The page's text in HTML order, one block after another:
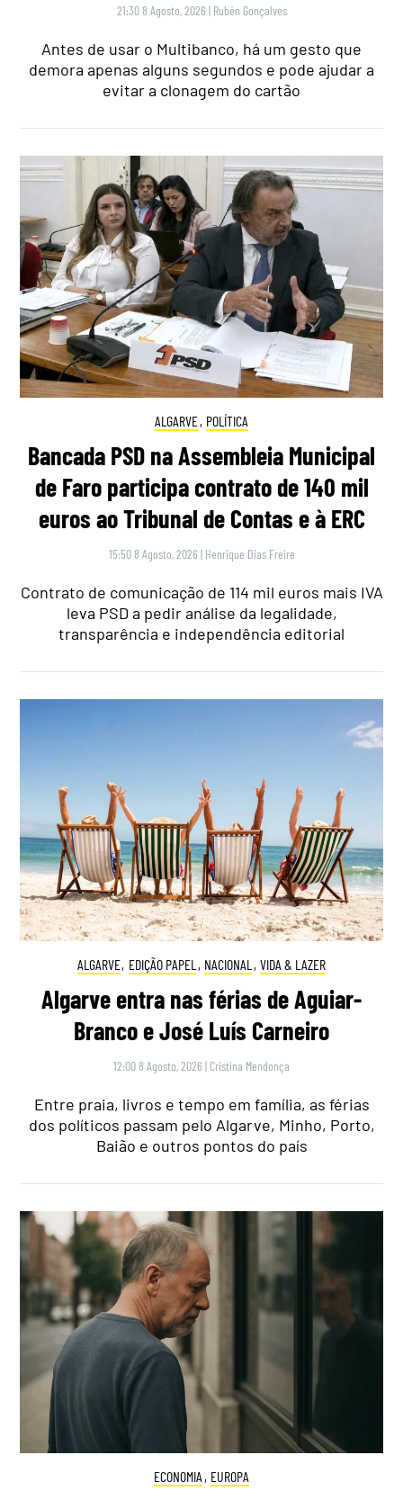
21:30 8 Agosto, 2026 | Rubén Gonçalves
Antes de usar o Multibanco, há um gesto que
demora apenas alguns segundos e pode ajudar a
evitar a clonagem do cartão
ALGARVE, POLÍTICA
Bancada PSD na Assembleia Municipal
de Faro participa contrato de 140 mil
euros ao Tribunal de Contas e à ERC
15:50 8 Agosto, 2026 | Henrique Dias Freire
Contrato de comunicação de 114 mil euros mais IVA
leva PSD a pedir análise da legalidade,
transparência e independência editorial
ALGARVE, EDIÇÃO PAPEL , NACIONAL , VIDA & LAZER
Algarve entra nas férias de Aguiar-
Branco e José Luís Carneiro
12:00 8 Agosto, 2026 | Cristina Mendonça
Entre praia, livros e tempo em família, as férias
dos políticos passam pelo Algarve, Minho, Porto,
Baião e outros pontos do país
ECONOMIA , EUROPA